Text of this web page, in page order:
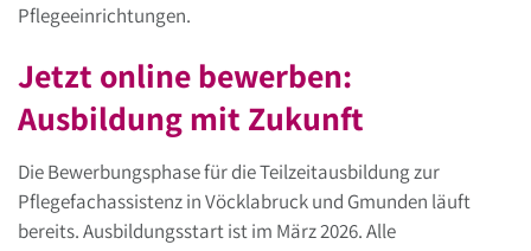
Pflegeeinrichtungen.
Jetzt online bewerben:
Ausbildung mit Zukunft
Die Bewerbungsphase für die Teilzeitausbildung zur
Pflegefachassistenz in Vöcklabruck und Gmunden läuft
bereits. Ausbildungsstart ist im März 2026. Alle